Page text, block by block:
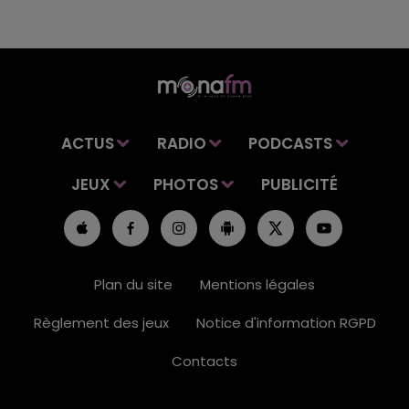
ACTUS RADIO
PODCASTS
JEUX
PHOTOS PUBLICITÉ
Plan du site
Mentions légales
Règlement des jeux
Notice d'information RGPD
Contacts